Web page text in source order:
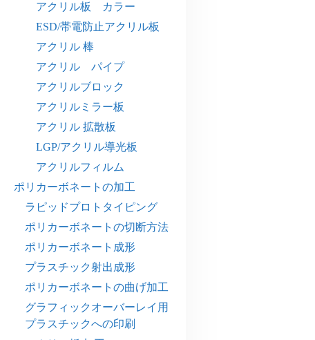
アクリル板 カラー
ESD/帯電防止アクリル板
アクリル 棒
アクリル パイプ
アクリルブロック
アクリルミラー板
アクリル 拡散板
LGP/アクリル導光板
アクリルフィルム
ポリカーボネートの加工
ラピッドプロトタイピング
ポリカーボネートの切断方法
ポリカーボネート成形
プラスチック射出成形
ポリカーボネートの曲げ加工
グラフィックオーバーレイ用
プラスチックへの印刷